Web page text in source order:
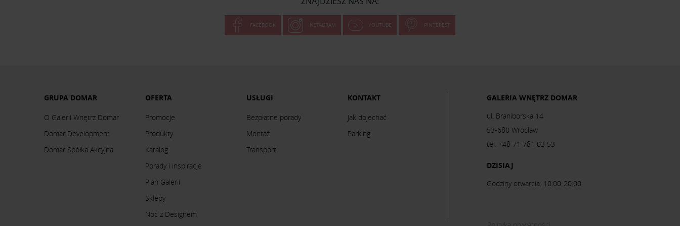
FACEBOOK INSTAGRAM YOUTUBE PINTEREST
GRUPA DOMAR
O Galerii Wnętrz Domar
Domar Development
Domar Spółka Akcyjna
OFERTA
Promocje
Produkty
Katalog
Porady i inspiracje
Plan Galerii
Sklepy
Noc z Designem
USŁUGI
Bezpłatne porady
Montaż
Transport
KONTAKT
Jak dojechać
Parking
GALERIA WNĘTRZ DOMAR
ul. Braniborska 14
53-680 Wrocław
tel. +48 71 781 03 53
DZISIAJ
Godziny otwarcia: 10:00-20:00